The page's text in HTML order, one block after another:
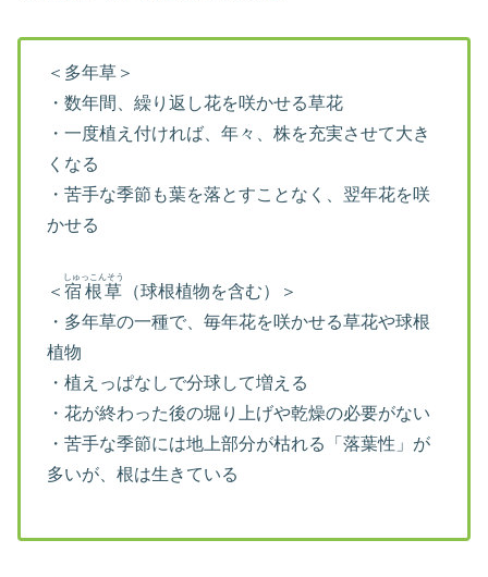
＜多年草＞
・数年間、繰り返し花を咲かせる草花
・一度植え付ければ、年々、株を充実させて大き
くなる
・苦手な季節も葉を落とすことなく、翌年花を咲
かせる
＜ 宿根草
しゅっこんそう
（球根植物を含む）＞
・多年草の一種で、毎年花を咲かせる草花や球根
植物
・植えっぱなしで分球して増える
・花が終わった後の堀り上げや乾燥の必要がない
・苦手な季節には地上部分が枯れる「落葉性」が
多いが、根は生きている